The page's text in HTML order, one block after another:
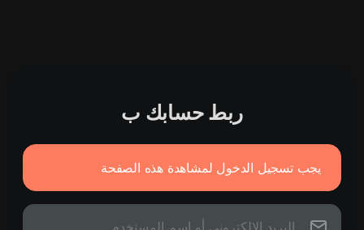
ربط حسابك ب
يجب تسجيل الدخول لمشاهدة هذه الصفحة